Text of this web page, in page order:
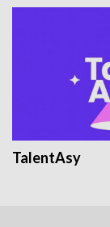
TalentAsy